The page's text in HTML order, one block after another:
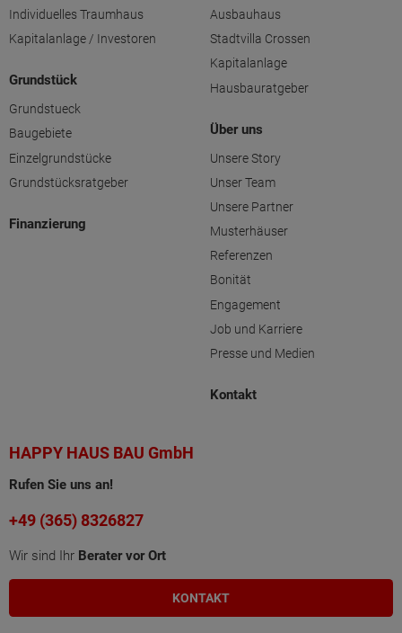
Individuelles Traumhaus
Kapitalanlage / Investoren
Grundstück
Grundstueck
Baugebiete
Einzelgrundstücke
Grundstücksratgeber
Finanzierung
Ausbauhaus
Stadtvilla Crossen
Kapitalanlage
Hausbauratgeber
Über uns
Unsere Story
Unser Team
Unsere Partner
Musterhäuser
Referenzen
Bonität
Engagement
Job und Karriere
Presse und Medien
Kontakt
HAPPY HAUS BAU GmbH
Rufen Sie uns an!
+49 (365) 8326827
Wir sind Ihr Berater vor Ort
KONTAKT